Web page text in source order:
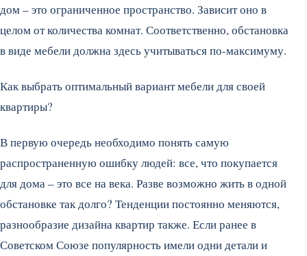
дом – это ограниченное пространство. Зависит оно в
целом от количества комнат. Соответственно, обстановка
в виде мебели должна здесь учитываться по-максимуму.
Как выбрать оптимальный вариант мебели для своей
квартиры?
В первую очередь необходимо понять самую
распространенную ошибку людей: все, что покупается
для дома – это все на века. Разве возможно жить в одной
обстановке так долго? Тенденции постоянно меняются,
разнообразие дизайна квартир также. Если ранее в
Советском Союзе популярность имели одни детали и